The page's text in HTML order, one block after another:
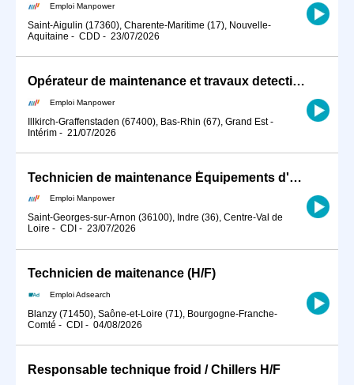
Emploi Manpower
Saint-Aigulin (17360), Charente-Maritime (17), Nouvelle-
Aquitaine - CDD - 23/07/2026
Opérateur de maintenance et travaux detection et recherche de fuites (H/F)
Emploi Manpower
Illkirch-Graffenstaden (67400), Bas-Rhin (67), Grand Est-
Intérim - 21/07/2026
Technicien de maintenance Équipements d'Accès Éolien H/F (H/F)
Emploi Manpower
Saint-Georges-sur-Arnon (36100), Indre (36), Centre-Val de
Loire - CDI - 23/07/2026
Technicien de maitenance (H/F)
Emploi Adsearch
Blanzy (71450), Saône-et-Loire (71), Bourgogne-Franche-
Comté - CDI - 04/08/2026
Responsable technique froid / Chillers H/F